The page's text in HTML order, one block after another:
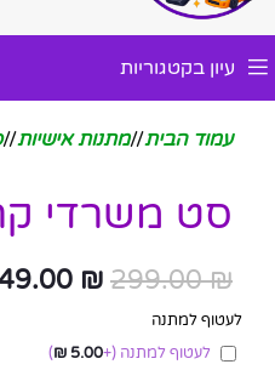
עיון בקטגוריות
עמוד הבית/ מתנות אישיות/
סט משרדי
299.00₪
₪
לעטוף למתנה
לעטוף למתנה(+
5.00
₪
)